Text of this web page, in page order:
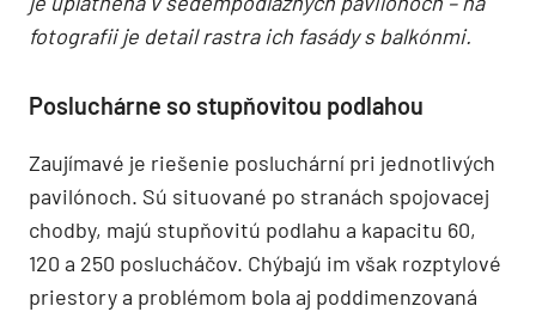
fotografii je detail rastra ich fasády s balkónmi.
Posluchárne so stupňovitou podlahou
Zaujímavé je riešenie posluchární pri jednotlivých
pavilónoch. Sú situované po stranách spojovacej
chodby, majú stupňovitú podlahu a kapacitu 60,
120 a 250 poslucháčov. Chýbajú im však rozptylové
priestory a problémom bola aj poddimenzovaná